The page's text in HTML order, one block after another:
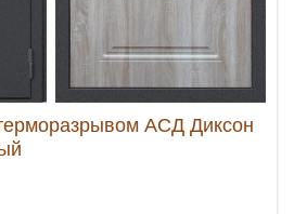
АСД Диксон